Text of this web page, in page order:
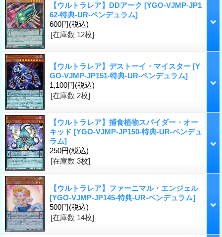
【ウルトラレア】DDアーク [YGO-VJMP-JP1
62-特典-UR-ペンデュラム]
600円(税込)
[在庫数 12枚]
【ウルトラレア】デストーイ・マイスター [Y
GO-VJMP-JP151-特典-UR-ペンデュラム]
1,100円(税込)
[在庫数 2枚]
【ウルトラレア】捕食植物スパイダー・オー
キッド [YGO-VJMP-JP150-特典-UR-ペンデュ
ラム]
250円(税込)
[在庫数 3枚]
【ウルトラレア】ファーニマル・エンジェル
[YGO-VJMP-JP145-特典-UR-ペンデュラム]
500円(税込)
[在庫数 14枚]